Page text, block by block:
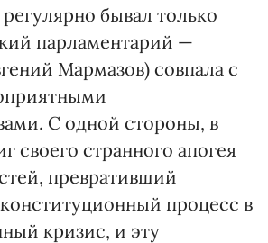
бывал только
парламентарий —
Мармазов) совпала с
С одной стороны, в
своего странного апогея
превративший
процесс в
кризис, и эту